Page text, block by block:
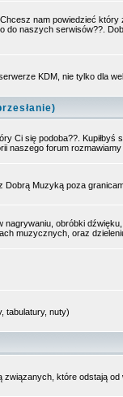
nam powiedzieć
do naszych serwisów??.
KDM, nie tylko dla
Ci się podoba??. Kupiłbyś
naszego forum
Muzyką poza
obróbki
muzycznych, oraz
tabulatury, nuty)
związanych, które odstają od